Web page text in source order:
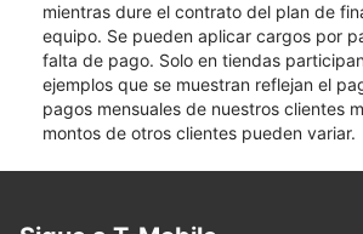
mientras dure el contrato del plan de
equipo. Se pueden aplicar cargos por
falta de pago. Solo en tiendas
ejemplos que se muestran reflejan el
pagos mensuales de nuestros clientes
montos de otros clientes pueden variar.